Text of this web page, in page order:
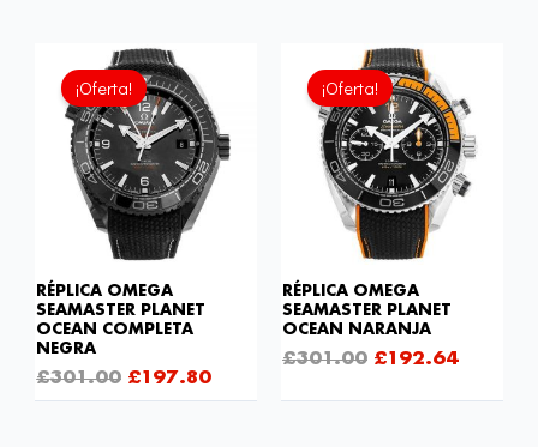
¡Oferta!
RÉPLICA OMEGA
SEAMASTER PLANET
OCEAN COMPLETA
NEGRA
£301.00
El
precio
original
era:
£301.00.
£197.80
es:
£197.80.
¡Oferta!
RÉPLICA OMEGA
SEAMASTER PLANET
OCEAN NARANJA
£301.00
El
precio
original
era:
£301.00.
£192.64
actual
es: